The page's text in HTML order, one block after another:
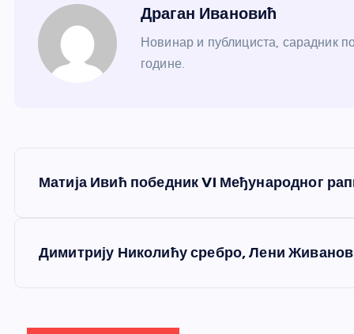
Драган Ивановић
Новинар и публициста, сарадник
године.
Матија Ивић победник VI Међународног
Димитрију Николићу сребро, Лени